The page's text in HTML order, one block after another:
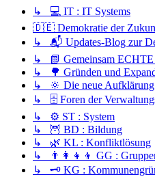
↳ 💻 IT : IT Systems
🇩🇪 Demokratie der
↳ 📬 Updates-Blog zur
↳ 📗 Gemeinsam ECHTE
↳ 🌳 Gründen und
↳ 🔆 Die neue Aufklärung
↳ 🗄️ Foren der
↳ ⚙️ ST : System
↳ 🦉 BD : Bildung
↳ 🌿 KL : Konfliktlösung
↳ 👨‍👩‍👧‍👦 GG :
↳ 🗝️ KG :